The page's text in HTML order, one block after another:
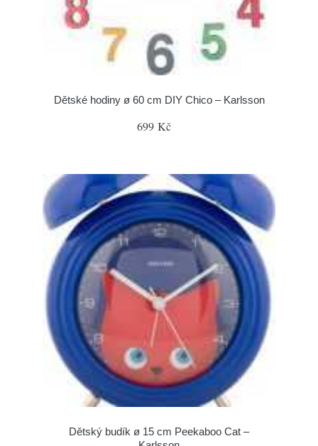
Dětské hodiny ø 60 cm DIY Chico – Karlsson
699 Kč
Dětský budík ø 15 cm Peekaboo Cat –